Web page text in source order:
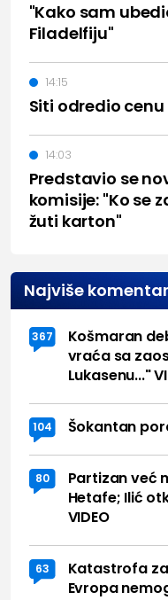
"Kako sam
Filadelfiju"
Siti odredio cenu
14:15
Predstavio se
komisije: "Ko se
žuti karton"
14:03
Najviše
367
Košmaran
vraća sa
Lukasenu..."
104 Šokantan
80
Partizan već
Hetafe; Ilić
VIDEO
63
Katastrofa
Evropa